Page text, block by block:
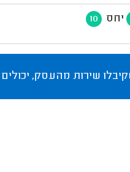
יחס 10
שירות מהעסק,